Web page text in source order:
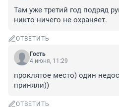
Там уже третий год подряд
никто ничего не охраняет.
ОТВЕТИТЬ
Гость
4 июня, 11:29
проклятое место) один
приняли))
ОТВЕТИТЬ